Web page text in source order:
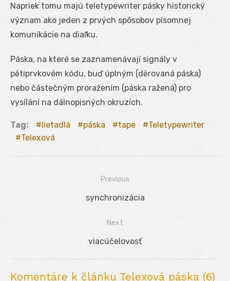
Napriek tomu majú teletypewriter pásky historický
význam ako jeden z prvých spôsobov písomnej
komunikácie na diaľku.
Páska, na které se zaznamenávají signály v
pětiprvkovém kódu, buď úplným (děrovaná páska)
nebo částečným proražením (páska ražená) pro
vysílání na dálnopisných okruzích.
Tag: lietadlá páska tape
Teletypewriter
Telexová
Previous
Previous
synchronizácia
Next
Next
viacúčelovosť
Komentáre k článku Telexová páska (6)